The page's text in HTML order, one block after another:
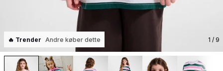
🔥 Trender Andre køber dette 1 / 9